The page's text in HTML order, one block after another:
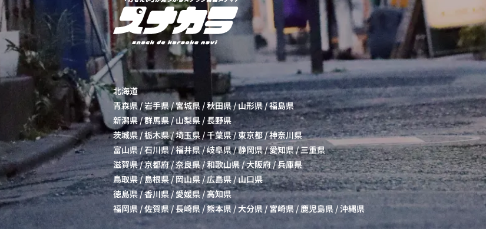
北海道
青森県/岩手県/宮城県 /秋田県/山形県/福島県
新潟県/群馬県/山梨県 /長野県
茨城県/栃木県/埼玉県 /千葉県/東京都/神奈川県
富山県/石川県/福井県/岐阜県/静岡県/愛知県/三重県
滋賀県/京都府/奈良県/和歌山県/大阪府/兵庫県
鳥取県/島根県/岡山県/広島県/山口県
徳島県/香川県/愛媛県/高知県
福岡県 /佐賀県/長崎県 /熊本県 /大分県/ 宮崎県/鹿児島県 /沖縄県